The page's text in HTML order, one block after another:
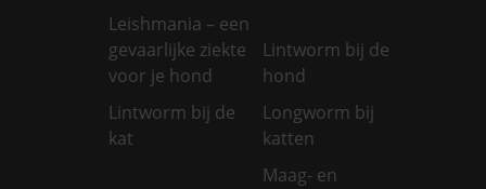
Leishmania – een
gevaarlijke ziekte
voor je hond
Lintworm bij de
hond
Lintworm bij de
kat
Longworm bij
katten
Maag- en